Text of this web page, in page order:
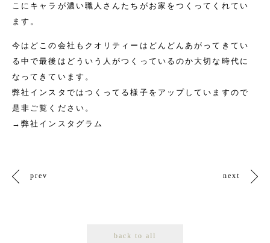
こにキャラが濃い職人さんたちがお家をつくってくれてい
ます。
今はどこの会社もクオリティーはどんどんあがってきてい
る中で最後はどういう人がつくっているのか大切な時代に
なってきています。
弊社インスタではつくってる様子をアップしていますので
是非ご覧ください。
→弊社インスタグラム
prev next
back to all